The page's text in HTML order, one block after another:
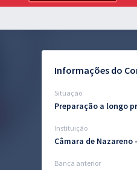
Informações do
Situação
Preparação a longo
Instituição
Câmara de Nazareno
Banca anterior